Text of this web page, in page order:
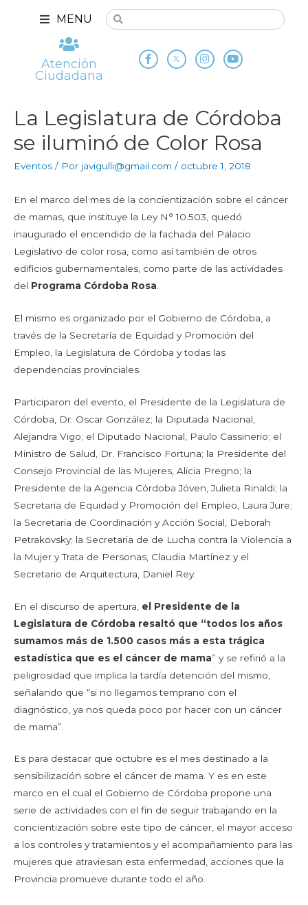
MENU
Atención
Ciudadana
La Legislatura de Córdoba
se iluminó de Color Rosa
Eventos / Por javigulli@gmail.com / octubre 1, 2018
En el marco del mes de la concientización sobre el cáncer
de mamas, que instituye la Ley N° 10.503, quedó
inaugurado el encendido de la fachada del Palacio
Legislativo de color rosa, como así también de otros
edificios gubernamentales, como parte de las actividades
del Programa Córdoba Rosa
El mismo es organizado por el Gobierno de Córdoba, a
través de la Secretaría de Equidad y Promoción del
Empleo, la Legislatura de Córdoba y todas las
dependencias provinciales.
Participaron del evento, el Presidente de la Legislatura de
Córdoba, Dr. Oscar González; la Diputada Nacional,
Alejandra Vigo; el Diputado Nacional, Paulo Cassinerio; el
Ministro de Salud, Dr. Francisco Fortuna; la Presidente del
Consejo Provincial de las Mujeres, Alicia Pregno; la
Presidente de la Agencia Córdoba Jóven, Julieta Rinaldi; la
Secretaria de Equidad y Promoción del Empleo, Laura Jure;
la Secretaria de Coordinación y Acción Social, Deborah
Petrakovsky; la Secretaria de de Lucha contra la Violencia a
la Mujer y Trata de Personas, Claudia Martínez y el
Secretario de Arquitectura, Daniel Rey.
En el discurso de apertura, el Presidente de la
Legislatura de Córdoba resaltó que “todos los años
sumamos más de 1.500 casos más a esta trágica
estadística que es el cáncer de mama” y se refirió a la
peligrosidad que implica la tardía detención del mismo,
señalando que “si no llegamos temprano con el
diagnóstico, ya nos queda poco por hacer con un cáncer
de mama”.
Es para destacar que octubre es el mes destinado a la
sensibilización sobre el cáncer de mama. Y es en este
marco en el cual el Gobierno de Córdoba propone una
serie de actividades con el fin de seguir trabajando en la
concientización sobre este tipo de cáncer, el mayor acceso
a los controles y tratamientos y el acompañamiento para las
mujeres que atraviesan esta enfermedad, acciones que la
Provincia promueve durante todo el año.